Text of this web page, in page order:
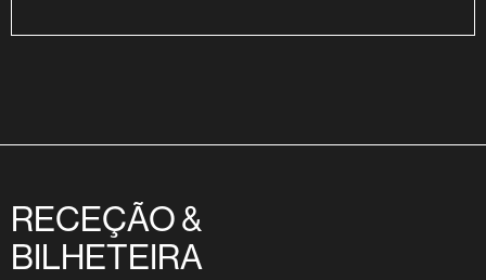
RECEÇÃO &
BILHETEIRA